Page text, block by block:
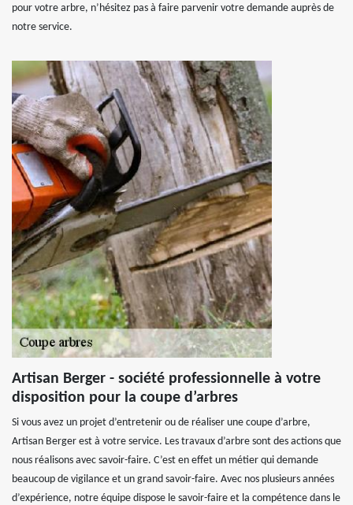
pour votre arbre, n’hésitez pas à faire parvenir votre demande auprès de
notre service.
Artisan Berger - société professionnelle à votre
disposition pour la coupe d’arbres
Si vous avez un projet d’entretenir ou de réaliser une coupe d’arbre,
Artisan Berger est à votre service. Les travaux d’arbre sont des actions que
nous réalisons avec savoir-faire. C’est en effet un métier qui demande
beaucoup de vigilance et un grand savoir-faire. Avec nos plusieurs années
d’expérience, notre équipe dispose le savoir-faire et la compétence dans le